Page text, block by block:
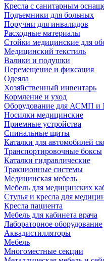
Кресла с санитарным
Подъемники для больных
Поручни для инвалидов
Расходные материалы
Стойки медицинские для
Медицинский текстиль
Валики и подушки
Перемещение и фиксация
Одеяла
Хозяйственный инвентарь
Кормление и уход
Оборудование для АСМП
Носилки медицинские
Приемные устройства
Спинальные щиты
Каталки для автомобилей
Транспортировочные боксы
Каталки гидравлические
Тракционные системы
Медицинская мебель
Мебель для медицинских
Стулья и кресла для
Кресла пациента
Мебель для кабинета врача
Лабораторное оборудование
Аквадистилляторы
Мебель
Многоместные секции